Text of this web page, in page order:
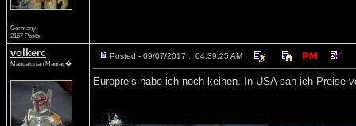
Germany
2167 Posts
volkerc
Mandalorian Maniac�
Posted - 09/07/2017 : 04:39:25 AM
Europreis habe ich noch keinen. In USA sah ich Preise